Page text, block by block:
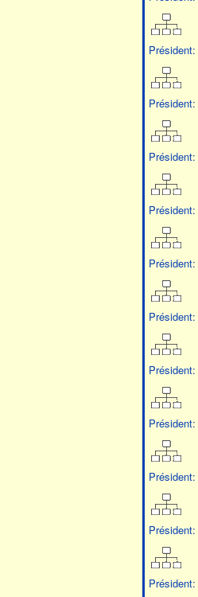
Président:
Président:
Président:
Président:
Président:
Président:
Président:
Président:
Président:
Président:
Président: